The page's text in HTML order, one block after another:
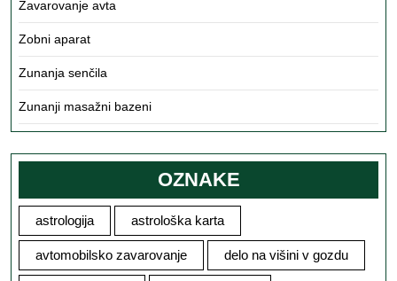
Zavarovanje avta
Zobni aparat
Zunanja senčila
Zunanji masažni bazeni
OZNAKE
astrologija astrološka karta
avtomobilsko zavarovanje delo na višini v gozdu